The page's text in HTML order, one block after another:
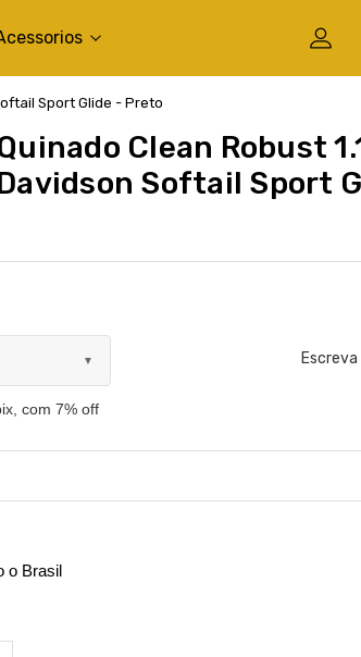
Sport Glide - Preto
Clean Robust
Softail Sport
▼
com 7% off
o Brasil